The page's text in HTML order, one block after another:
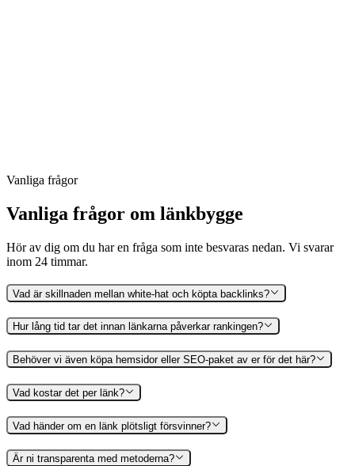
Vanliga frågor
Vanliga frågor om länkbygge
Hör av dig om du har en fråga som inte besvaras nedan. Vi svarar
inom 24 timmar.
Vad är skillnaden mellan white-hat och köpta backlinks?
Hur lång tid tar det innan länkarna påverkar rankingen?
Behöver vi även köpa hemsidor eller SEO-paket av er för det här?
Vad kostar det per länk?
Vad händer om en länk plötsligt försvinner?
Är ni transparenta med metoderna?